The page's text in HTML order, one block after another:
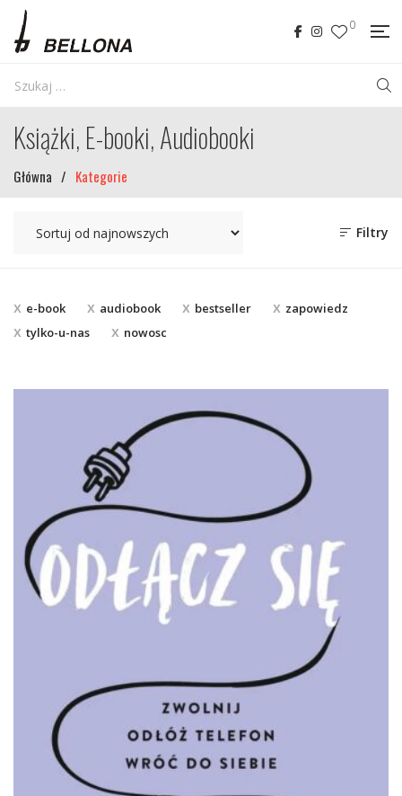
0
Książki, E-booki, Audiobooki
Główna / Kategorie
Filtry
e-book audiobook bestseller
zapowiedz
tylko-u-nas
nowosc